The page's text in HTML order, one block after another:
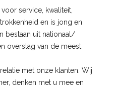
service, kwaliteit,
en is jong en
bestaan uit nationaal/
overslag van de meest
met onze klanten. Wij
denken met u mee en